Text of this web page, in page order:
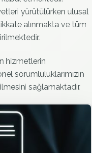
yürütülürken ulusal
alınmakta ve tüm
hizmetlerin
sorumluluklarımızın
sağlamaktadır.